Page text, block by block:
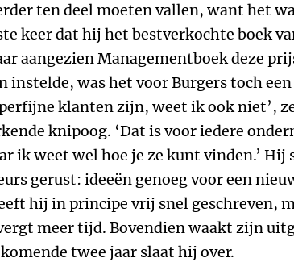
ten deel moeten vallen, want het
keer dat hij het bestverkochte boek
aangezien Managementboek deze
instelde, was het voor Burgers toch
klanten zijn, weet ik ook niet’,
knipoog. ‘Dat is voor iedere
ik weet wel hoe je ze kunt vinden.’ Hij
gerust: ideeën genoeg voor een
hij in principe vrij snel geschreven,
meer tijd. Bovendien waakt zijn
komende twee jaar slaat hij over.